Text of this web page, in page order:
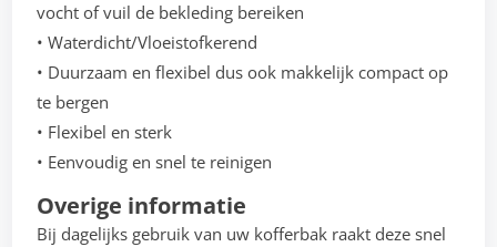
vocht of vuil de bekleding bereiken
• Waterdicht/Vloeistofkerend
• Duurzaam en flexibel dus ook makkelijk compact op
te bergen
• Flexibel en sterk
• Eenvoudig en snel te reinigen
Overige informatie
Bij dagelijks gebruik van uw kofferbak raakt deze snel